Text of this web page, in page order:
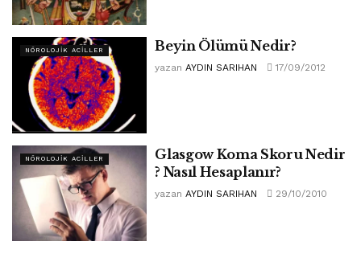
NÖROLOJIK ACILLER Beyin Ölümü Nedir?
yazan AYDIN SARIHAN 17/09/2012
NÖROLOJIK ACILLER
Glasgow Koma Skoru Nedir
? Nasıl Hesaplanır?
yazan AYDIN SARIHAN 29/10/2010